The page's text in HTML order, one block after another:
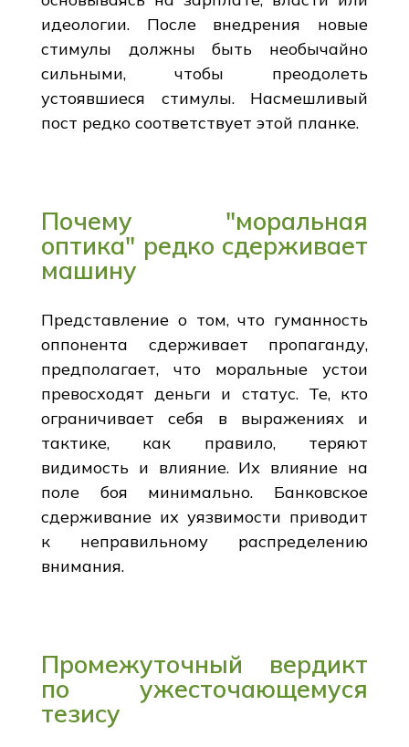
идеологии. После внедрения новые
стимулы должны быть необычайно
сильными, чтобы преодолеть
устоявшиеся стимулы. Насмешливый
пост редко соответствует этой планке.
Почему "моральная
оптика" редко сдерживает
машину
Представление о том, что гуманность
оппонента сдерживает пропаганду,
предполагает, что моральные устои
превосходят деньги и статус. Те, кто
ограничивает себя в выражениях и
тактике, как правило, теряют
видимость и влияние. Их влияние на
поле боя минимально. Банковское
сдерживание их уязвимости приводит
к неправильному распределению
внимания.
Промежуточный вердикт
по ужесточающемуся
тезису